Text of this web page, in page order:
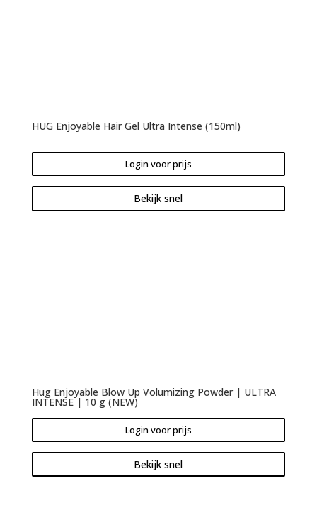
HUG Enjoyable Hair Gel Ultra Intense (150ml)
Login voor prijs
Bekijk snel
Hug Enjoyable Blow Up Volumizing Powder | ULTRA
INTENSE | 10 g (NEW)
Login voor prijs
Bekijk snel